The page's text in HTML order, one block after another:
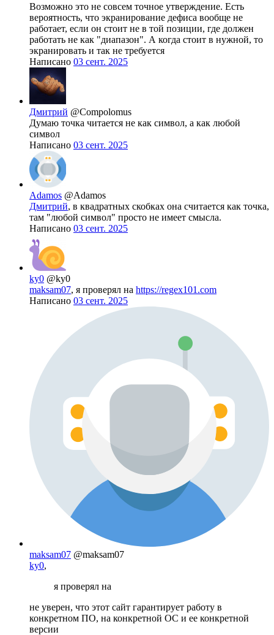
Возможно это не совсем точное утверждение. Есть
вероятность, что экранирование дефиса вообще не
работает, если он стоит не в той позиции, где должен
работать не как "диапазон". А когда стоит в нужной, то
экранировать и так не требуется
Написано 03 сент. 2025
Дмитрий @Compolomus
Думаю точка читается не как символ, а как любой
символ
Написано 03 сент. 2025
Adamos @Adamos
Дмитрий, в квадратных скобках она считается как точка,
там "любой символ" просто не имеет смысла.
Написано 03 сент. 2025
ky0 @ky0
maksam07, я проверял на https://regex101.com
Написано 03 сент. 2025
maksam07 @maksam07
ky0,
я проверял на
не уверен, что этот сайт гарантирует работу в
конкретном ПО, на конкретной ОС и ее конкретной
версии